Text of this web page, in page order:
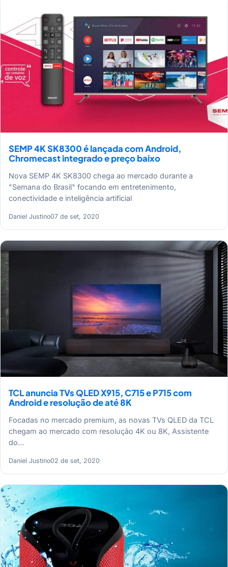
SEMP 4K SK8300 é lançada com Android,
Chromecast integrado e preço baixo
Nova SEMP 4K SK8300 chega ao mercado durante a
"Semana do Brasil" focando em entretenimento,
conectividade e inteligência artificial
Daniel Justino07 de set, 2020
TCL anuncia TVs QLED X915, C715 e P715 com
Android e resolução de até 8K
Focadas no mercado premium, as novas TVs QLED da TCL
chegam ao mercado com resolução 4K ou 8K, Assistente
do…
Daniel Justino02 de set, 2020